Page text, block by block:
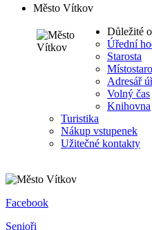
Město Vítkov
Důležité
Úřední
Starosta
Adresář
Volný čas
Knihovna
Turistika
Nákup vstupenek
Užitečné kontakty
Facebook
Senioři